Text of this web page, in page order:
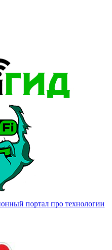
портал про технологии